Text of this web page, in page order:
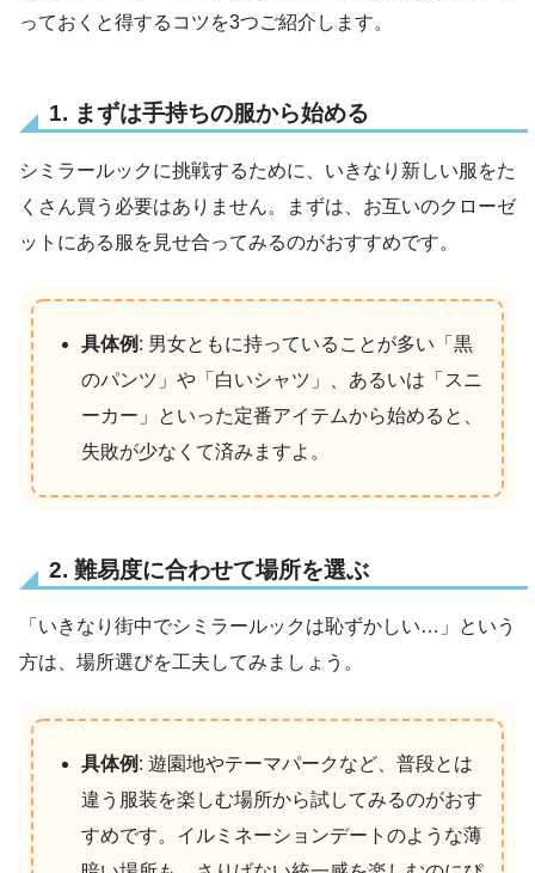
っておくと得するコツを3つご紹介します。
1. まずは手持ちの服から始める
シミラールックに挑戦するために、いきなり新しい服をた
くさん買う必要はありません。まずは、お互いのクローゼ
ットにある服を見せ合ってみるのがおすすめです。
具体例 : 男女ともに持っていることが多い「黒
のパンツ」や「白いシャツ」、あるいは「スニ
ーカー」といった定番アイテムから始めると、
失敗が少なくて済みますよ。
2. 難易度に合わせて場所を選ぶ
「いきなり街中でシミラールックは恥ずかしい…」という
方は、場所選びを工夫してみましょう。
具体例 : 遊園地やテーマパークなど、普段とは
違う服装を楽しむ場所から試してみるのがおす
すめです。イルミネーションデートのような薄